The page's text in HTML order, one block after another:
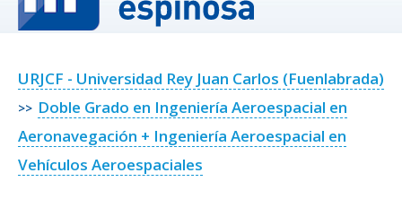
URJCF - Universidad Rey Juan Carlos (Fuenlabrada)
>> Doble Grado en Ingeniería Aeroespacial en
Aeronavegación + Ingeniería Aeroespacial en
Vehículos Aeroespaciales